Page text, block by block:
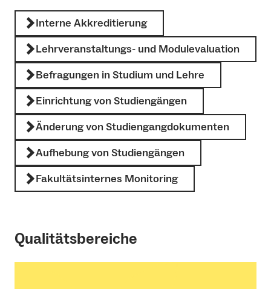
Interne Akkreditierung
Lehrveranstaltungs- und Modulevaluation
Befragungen in Studium und Lehre
Einrichtung von Studiengängen
Änderung von Studiengangdokumenten
Aufhebung von Studiengängen
Fakultätsinternes Monitoring
Qualitätsbereiche